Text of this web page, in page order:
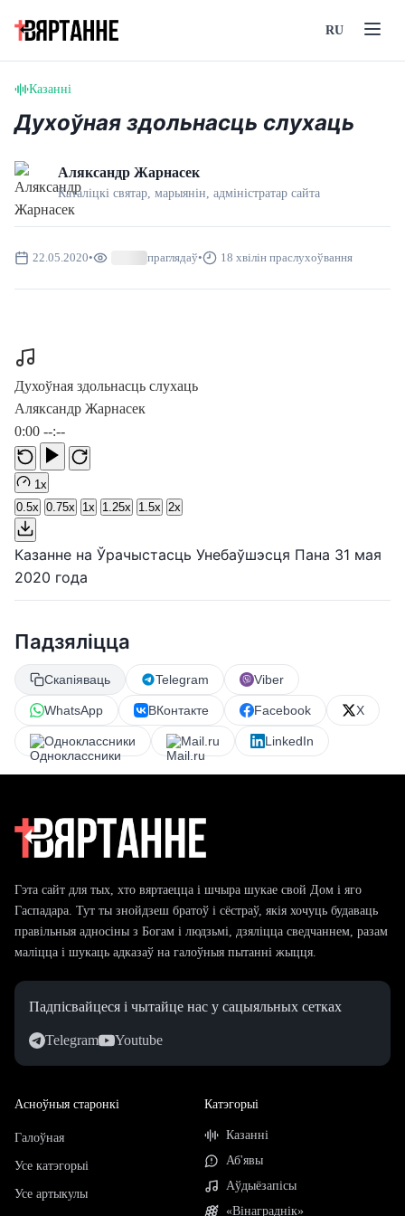
RU
Казанні
Духоўная здольнасць слухаць
Аляксандр Жарнасек
Каталіцкі святар, марыянін, адмiнiстратар сайта
22.05.2020• праглядаў• 18 хвілін праслухоўвання
Духоўная здольнасць слухаць
Аляксандр Жарнасек
0:00 --:--
1x
0.5x 0.75x 1x 1.25x 1.5x 2x
Казанне на Ўрачыстасць Унебаўшэсця Пана 31 мая
2020 года
Падзяліцца
Скапіяваць Telegram Viber
WhatsApp ВКонтакте Facebook X
Одноклассники Mail.ru LinkedIn
Гэта сайт для тых, хто вяртаецца і шчыра шукае свой Дом і яго
Гаспадара. Тут ты знойдзеш братоў і сёстраў, якія хочуць будаваць
правільныя адносіны з Богам і людзьмі, дзяліцца сведчаннем, разам
маліцца і шукаць адказаў на галоўныя пытанні жыцця.
Падпісвайцеся і чытайце нас у сацыяльных сетках
Telegram Youtube
Асноўныя старонкі
Галоўная
Усе катэгорыі
Усе артыкулы
Катэгорыі
Казанні
Аб'явы
Аўдыёзапісы
«Вінаграднік»